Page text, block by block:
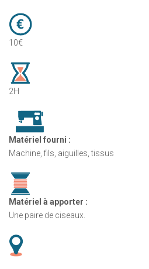
10€
2H
Matériel fourni :
Machine, fils, aiguilles, tissus
Matériel à apporter :
Une paire de ciseaux.